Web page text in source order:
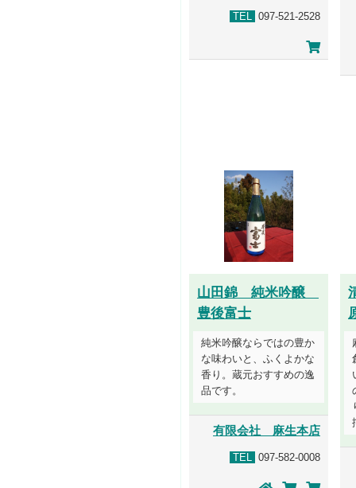
TEL 097-521-2528
山田錦 純米吟醸
豊後富士
純米吟醸ならではの豊か
な味わいと、ふくよかな
香り。蔵元おすすめの逸
品です。
有限会社 麻生本店
TEL 097-582-0008